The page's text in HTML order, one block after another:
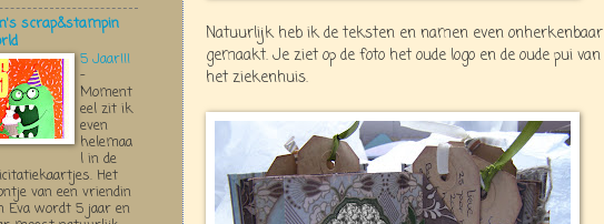
Natuurlijk heb ik de teksten en namen even onherkenbaar
gemaakt. Je ziet op de foto het oude logo en de oude pui van
het ziekenhuis.
scrap&stampin
5 Jaar!!!
-
Moment
eel zit ik
even
helemaa
l in de
Het
van een vriendin
Eva wordt 5 jaar en